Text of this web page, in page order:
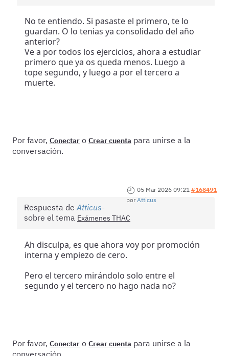
No te entiendo. Si pasaste el primero, te lo
guardan. O lo tenias ya consolidado del año
anterior?
Ve a por todos los ejercicios, ahora a estudiar
primero que ya os queda menos. Luego a
tope segundo, y luego a por el tercero a
muerte.
Por favor, Conectar o Crear cuenta para unirse a la
conversación.
05 Mar 2026 09:21 #168491
porAtticus
Respuesta deAtticus
sobre el tema Exámenes THAC
Ah disculpa, es que ahora voy por promoción
interna y empiezo de cero.
Pero el tercero mirándolo solo entre el
segundo y el tercero no hago nada no?
Por favor, Conectar o Crear cuenta para unirse a la